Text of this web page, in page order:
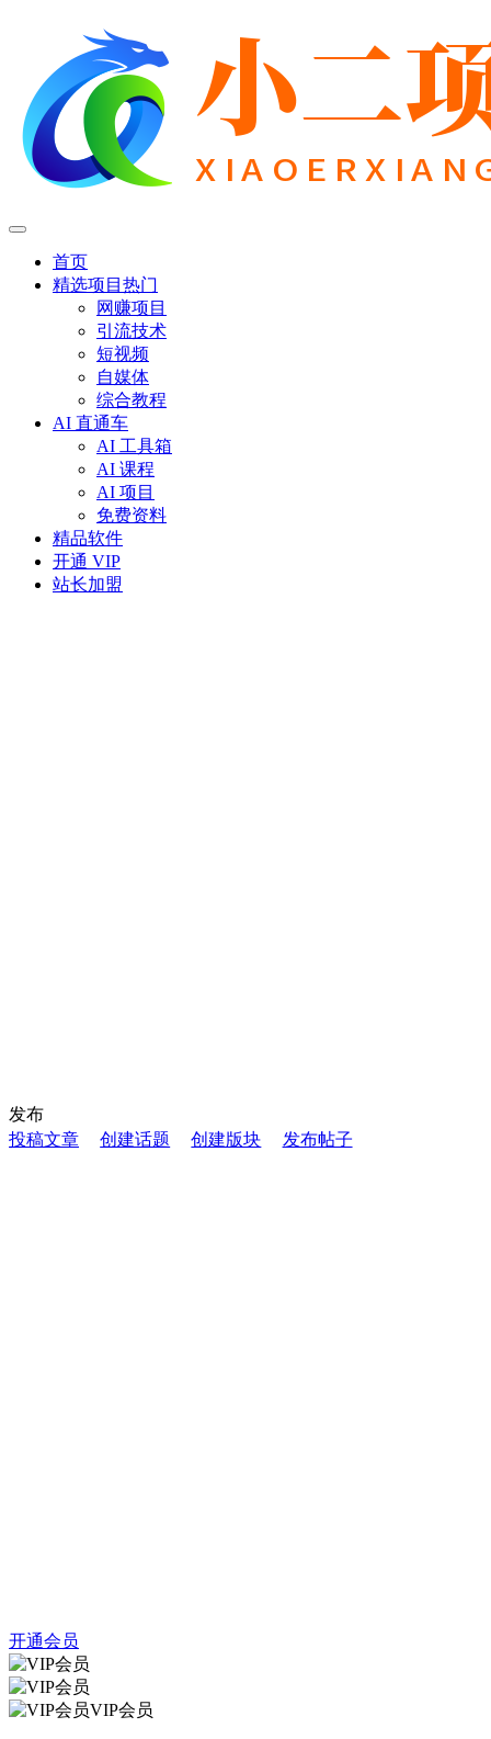
首页
精选项目 热门
网赚项目
引流技术
短视频
自媒体
综合教程
AI 直通车
AI 工具箱
AI 课程
AI 项目
免费资料
精品软件
开通 VIP
站长加盟
发布
投稿文章
创建话题 创建版块 发布帖子
开通会员
VIP会员